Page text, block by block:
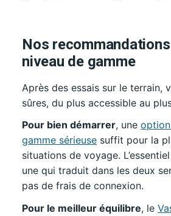
Nos
niveau de gamme
Après des essais sur le terrain,
sûres, du plus accessible au
Pour bien démarrer, une option
gamme sérieuse suffit pour la
situations de voyage.
une qui traduit dans les deux
pas de frais de connexion.
Pour le meilleur équilibre, le